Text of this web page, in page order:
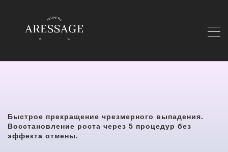
Быстрое прекращение чрезмерного выпадения.
Восстановление роста через 5 процедур без
эффекта отмены.